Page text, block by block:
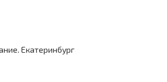
Екатеринбург